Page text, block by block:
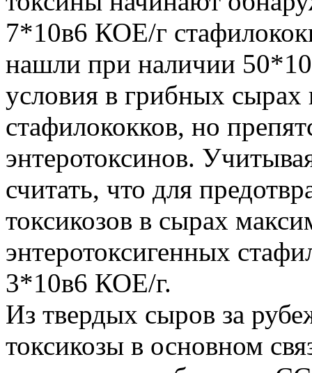
7*10в6 КОЕ/г
нашли при наличии
условия в грибных сырах
стафилококков, но
энтеротоксинов.
считать, что для
токсикозов в сырах
энтеротоксигенных
3*10в6 КОЕ/г.
Из твердых сыров за
токсикозы в основном